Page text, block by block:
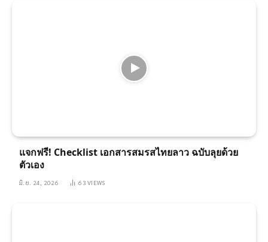
แจกฟรี! Checklist เอกสารสมรสไทยลาว ฉบับลุยด้วย
ตัวเอง
มิ.ย. 24, 2026 63VIEWS